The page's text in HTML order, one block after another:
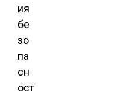
ия
бе
зо
па
сн
ост